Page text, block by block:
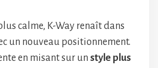
calme, K-Way renaît dans
un nouveau positionnement.
en misant sur un style plus